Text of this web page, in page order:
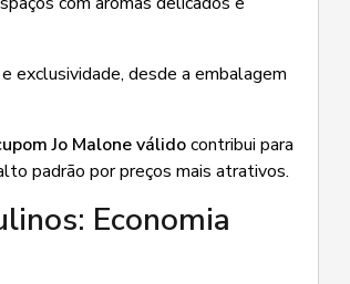
exclusividade, desde a embalagem
Jo Malone válidocontribui para
padrão por preços mais atrativos.
Economia